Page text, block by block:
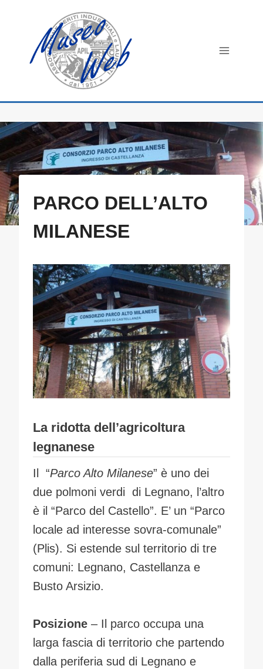
contenuto
PARCO DELL’ALTO
MILANESE
La ridotta dell’agricoltura
legnanese
Il “Parco Alto Milanese” è uno dei
due polmoni verdi di Legnano, l’altro
è il “Parco del Castello”. E’ un “Parco
locale ad interesse sovra-comunale”
(Plis). Si estende sul territorio di tre
comuni: Legnano, Castellanza e
Busto Arsizio.
Posizione – Il parco occupa una
larga fascia di territorio che partendo
dalla periferia sud di Legnano e